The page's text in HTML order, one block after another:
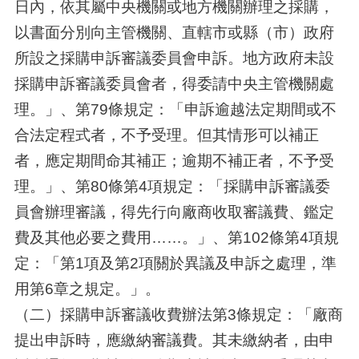
日內，依其屬中央機關或地方機關辦理之採購，
以書面分別向主管機關、直轄市或縣（市）政府
所設之採購申訴審議委員會申訴。地方政府未設
採購申訴審議委員會者，得委請中央主管機關處
理。」、第79條規定：「申訴逾越法定期間或不
合法定程式者，不予受理。但其情形可以補正
者，應定期間命其補正；逾期不補正者，不予受
理。」、第80條第4項規定：「採購申訴審議委
員會辦理審議，得先行向廠商收取審議費、鑑定
費及其他必要之費用……。」、第102條第4項規
定：「第1項及第2項關於異議及申訴之處理，準
用第6章之規定。」。
（二）採購申訴審議收費辦法第3條規定：「廠商
提出申訴時，應繳納審議費。其未繳納者，由申